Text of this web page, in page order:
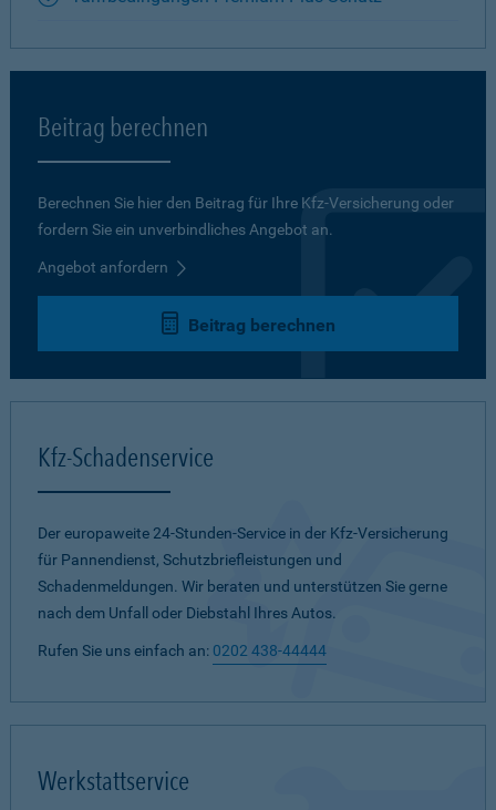
Beitrag berechnen
Berechnen Sie hier den Beitrag für Ihre Kfz-Versicherung oder
fordern Sie ein unverbindliches Angebot an.
Angebot anfordern
Beitrag berechnen
Kfz-Schadenservice
Der europaweite 24-Stunden-Service in der Kfz-Versicherung
für Pannendienst, Schutzbriefleistungen und
Schadenmeldungen. Wir beraten und unterstützen Sie gerne
nach dem Unfall oder Diebstahl Ihres Autos.
Rufen Sie uns einfach an: 0202 438-44444
Werkstattservice